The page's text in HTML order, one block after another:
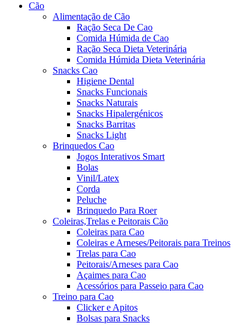
Cão
Alimentação de Cão
Ração Seca De Cao
Comida Húmida de Cao
Ração Seca Dieta Veterinária
Comida Húmida Dieta Veterinária
Snacks Cao
Higiene Dental
Snacks Funcionais
Snacks Naturais
Snacks Hipalergénicos
Snacks Barritas
Snacks Light
Brinquedos Cao
Jogos Interativos Smart
Bolas
Vinil/Latex
Corda
Peluche
Brinquedo Para Roer
Coleiras,Trelas e Peitorais Cão
Coleiras para Cao
Coleiras e Arneses/Peitorais para Treinos
Trelas para Cao
Peitorais/Arneses para Cao
Açaimes para Cao
Acessórios para Passeio para Cao
Treino para Cao
Clicker e Apitos
Bolsas para Snacks